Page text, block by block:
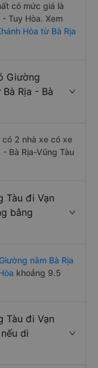
có mức giá là
Tuy Hòa. Xem
Hòa từ Bà Rịa
Giường
Rịa - Bà
2 nhà xe có xe
Bà Rịa-Vũng Tàu
Tàu đi Vạn
bằng
nằm Bà Rịa
khoảng 9.5
Tàu đi Vạn
di